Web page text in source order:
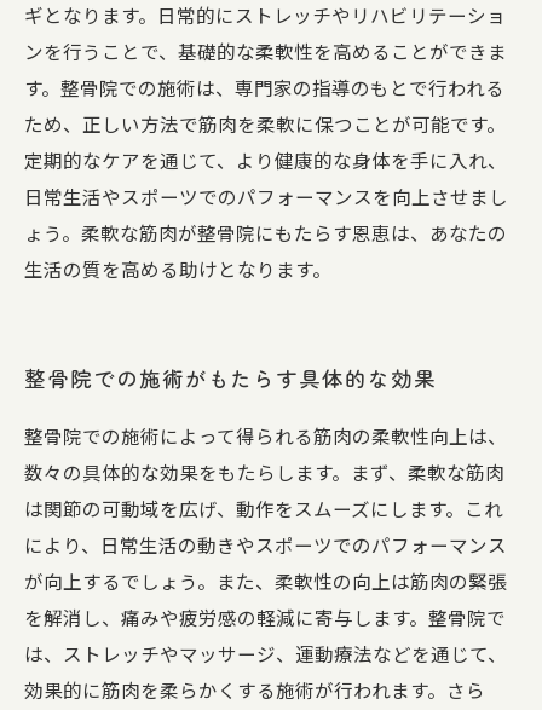
ギとなります。日常的にストレッチやリハビリテーショ
ンを行うことで、基礎的な柔軟性を高めることができま
す。整骨院での施術は、専門家の指導のもとで行われる
ため、正しい方法で筋肉を柔軟に保つことが可能です。
定期的なケアを通じて、より健康的な身体を手に入れ、
日常生活やスポーツでのパフォーマンスを向上させまし
ょう。柔軟な筋肉が整骨院にもたらす恩恵は、あなたの
生活の質を高める助けとなります。
整骨院での施術がもたらす具体的な効果
整骨院での施術によって得られる筋肉の柔軟性向上は、
数々の具体的な効果をもたらします。まず、柔軟な筋肉
は関節の可動域を広げ、動作をスムーズにします。これ
により、日常生活の動きやスポーツでのパフォーマンス
が向上するでしょう。また、柔軟性の向上は筋肉の緊張
を解消し、痛みや疲労感の軽減に寄与します。整骨院で
は、ストレッチやマッサージ、運動療法などを通じて、
効果的に筋肉を柔らかくする施術が行われます。さら